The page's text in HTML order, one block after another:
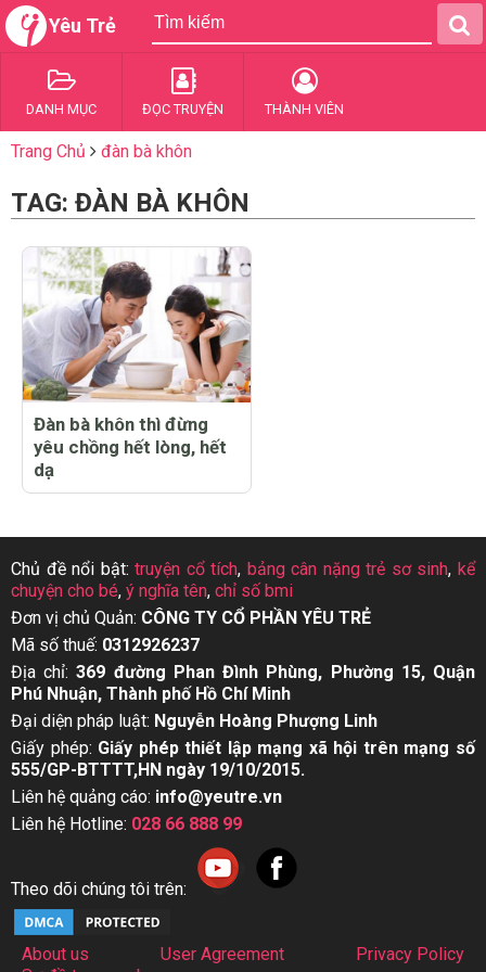
Yêu Trẻ
DANH MỤC ĐỌC TRUYỆN THÀNH VIÊN
Trang Chủ đàn bà khôn
TAG: ĐÀN BÀ KHÔN
Đàn bà khôn thì đừng
yêu chồng hết lòng, hết
dạ
Chủ đề nổi bật:truyện cổ tích, bảng cân nặng trẻ sơ sinh,kể
chuyện cho bé, ý nghĩa tên, chỉ số bmi
Đơn vị chủ Quản: CÔNG TY CỔ PHẦN YÊU TRẺ
Mã số thuế: 0312926237
Địa chỉ:369 đường Phan Đình Phùng, Phường 15, Quận
Phú Nhuận, Thành phố Hồ Chí Minh
Đại diện pháp luật: Nguyễn Hoàng Phượng Linh
Giấy phép: Giấy phép thiết lập mạng xã hội trên mạng số
555/GP-BTTTT,HN ngày 19/10/2015.
Liên hệ quảng cáo: info@yeutre.vn
Liên hệ Hotline: 028 66 888 99
Theo dõi chúng tôi trên:
About us User Agreement
Privacy Policy